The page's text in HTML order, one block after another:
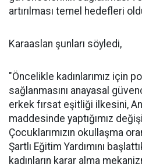
artırılması temel hedefleri
Karaaslan şunları söyledi,
"Öncelikle kadınlarımız için
sağlanmasını anayasal
erkek fırsat eşitliği ilkesini,
maddesinde yaptığımız
Çocuklarımızın okullaşma
Şartlı Eğitim Yardımını
kadınların karar alma